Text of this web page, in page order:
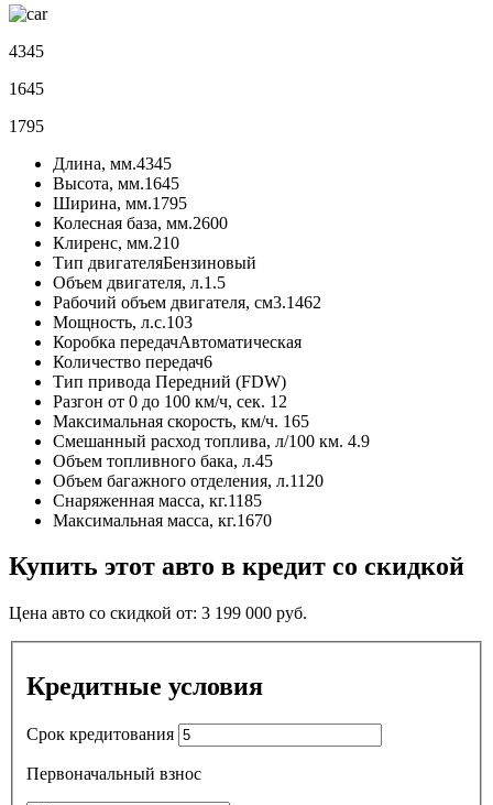
4345
1645
1795
Длина, мм.4345
Высота, мм.1645
Ширина, мм.1795
Колесная база, мм.2600
Клиренс, мм.210
Тип двигателяБензиновый
Объем двигателя, л.1.5
Рабочий объем двигателя, см3.1462
Мощность, л.с.103
Коробка передачАвтоматическая
Количество передач6
Тип привода Передний (FDW)
Разгон от 0 до 100 км/ч, сек. 12
Максимальная скорость, км/ч. 165
Смешанный расход топлива, л/100 км. 4.9
Объем топливного бака, л.45
Объем багажного отделения, л.1120
Снаряженная масса, кг.1185
Максимальная масса, кг.1670
Купить этот авто в кредит со скидкой
Цена авто со скидкой от: 3 199 000 руб.
Кредитные условия
Срок кредитования
Первоначальный взнос